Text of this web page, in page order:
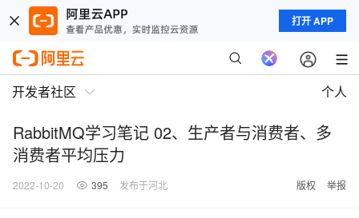
打开 APP
开发者社区 个人
RabbitMQ学习笔记 02、生产者与消费者、多
消费者平均压力
2022-10-20 395 发布于河北 版权 举报